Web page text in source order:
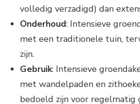
volledig verzadigd) dan
Onderhoud: Intensieve
met een traditionele tuin,
zijn.
Gebruik: Intensieve
met wandelpaden en
bedoeld zijn voor regelmatig